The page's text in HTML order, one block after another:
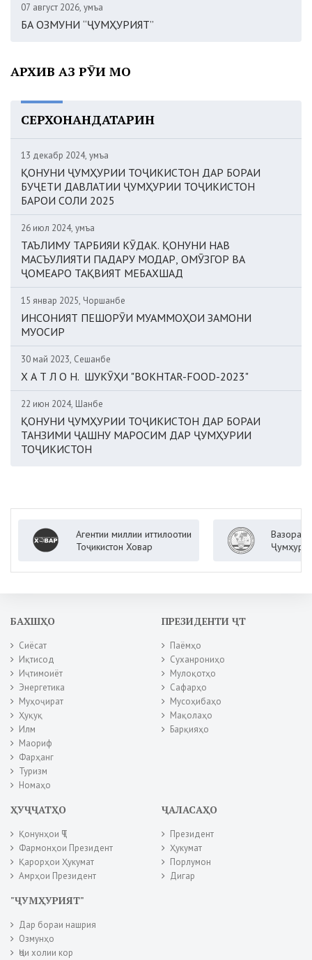
07 август 2026, Ҷумъа
БА ОЗМУНИ “ҶУМҲУРИЯТ”
АРХИВ АЗ РӮИ МОҲ
СЕРХОНАНДАТАРИН
13 декабр 2024, Ҷумъа
ҚОНУНИ ҶУМҲУРИИ ТОҶИКИСТОН ДАР БОРАИ
БУҶЕТИ ДАВЛАТИИ ҶУМҲУРИИ ТОҶИКИСТОН
БАРОИ СОЛИ 2025
26 июл 2024, Ҷумъа
ТАЪЛИМУ ТАРБИЯИ КӮДАК. ҚОНУНИ НАВ
МАСЪУЛИЯТИ ПАДАРУ МОДАР, ОМӮЗГОР ВА
ҶОМЕАРО ТАҚВИЯТ МЕБАХШАД
15 январ 2025, Чоршанбе
ИНСОНИЯТ ПЕШОРӮИ МУАММОҲОИ ЗАМОНИ
МУОСИР
30 май 2023, Сешанбе
Х А Т Л О Н. ШУКӮҲИ "BOKHTAR-FOOD-2023"
22 июн 2024, Шанбе
ҚОНУНИ ҶУМҲУРИИ ТОҶИКИСТОН ДАР БОРАИ
ТАНЗИМИ ҶАШНУ МАРОСИМ ДАР ҶУМҲУРИИ
ТОҶИКИСТОН
Агентии миллии иттилоотии
Тоҷикистон Ховар
Вазорати
Ҷумҳурии
БАХШҲО
Сиёсат
Иқтисод
Иҷтимоиёт
Энергетика
Муҳоҷират
Ҳуқуқ
Илм
Маориф
Фарҳанг
Туризм
Номаҳо
ПРЕЗИДЕНТИ ҶТ
Паёмҳо
Суханрониҳо
Мулоқотҳо
Сафарҳо
Мусоҳибаҳо
Мақолаҳо
Барқияҳо
ҲУҶҶАТҲО
Қонунҳои ҶТ
Фармонҳои Президент
Қарорҳои Ҳукумат
Амрҳои Президент
ҶАЛАСАҲО
Президент
Ҳукумат
Порлумон
Дигар
"ҶУМҲУРИЯТ"
Дар бораи нашрия
Озмунҳо
Ҷои холии кор